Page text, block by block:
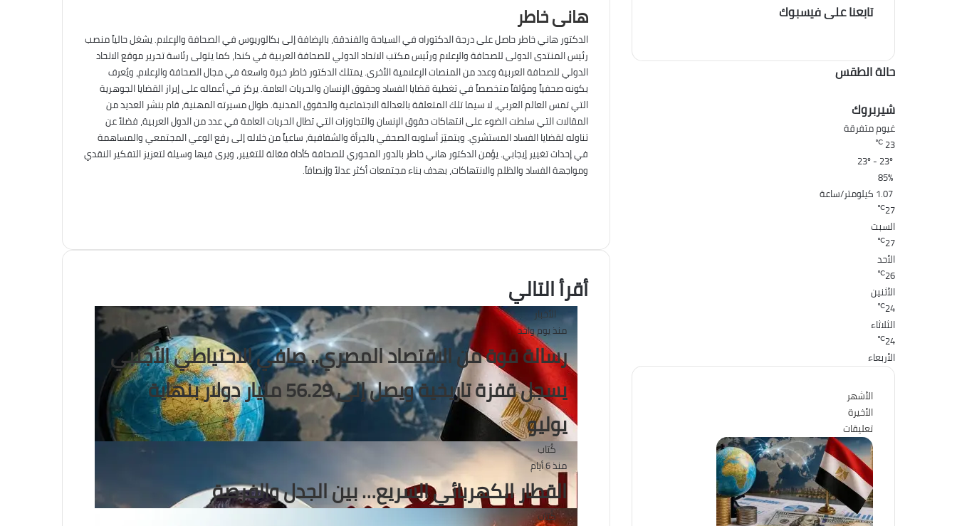
هانى خاطر
الدكتور هاني خاطر حاصل على درجة الدكتوراه في السياحة والفندقة، بالإضافة إلى بكالوريوس في الصحافة والإعلام. يشغل حالياً منصب
رئيس المنتدى الدولى للصحافة والإعلام ورئيس مكتب الاتحاد الدولي للصحافة العربية في كندا، كما يتولى رئاسة تحرير موقع الاتحاد
الدولي للصحافة العربية وعدد من المنصات الإعلامية الأخرى. يمتلك الدكتور خاطر خبرة واسعة في مجال الصحافة والإعلام، ويُعرف
بكونه صحفياً ومؤلفاً متخصصاً في تغطية قضايا الفساد وحقوق الإنسان والحريات العامة. يركز في أعماله على إبراز القضايا الجوهرية
التي تمس العالم العربي، لا سيما تلك المتعلقة بالعدالة الاجتماعية والحقوق المدنية. طوال مسيرته المهنية، قام بنشر العديد من
المقالات التي سلطت الضوء على انتهاكات حقوق الإنسان والتجاوزات التي تطال الحريات العامة في عدد من الدول العربية، فضلاً عن
تناوله لقضايا الفساد المستشري. ويتميّز أسلوبه الصحفي بالجرأة والشفافية، ساعياً من خلاله إلى رفع الوعي المجتمعي والمساهمة
في إحداث تغيير إيجابي. يؤمن الدكتور هاني خاطر بالدور المحوري للصحافة كأداة فعّالة للتغيير، ويرى فيها وسيلة لتعزيز التفكير النقدي
ومواجهة الفساد والظلم والانتهاكات، بهدف بناء مجتمعات أكثر عدلاً وإنصافاً.
أقرأ التالي
الأخبار
منذ يوم واحد
رسالة قوة من الاقتصاد المصري.. صافي الاحتياطي الأجنبي
يسجل قفزة تاريخية ويصل إلى 56.29 مليار دولار بنهاية
يوليو
كُتاب
منذ 6 أيام
القطار الكهربائي السريع… بين الجدل والفرصة
كُتاب
تابعنا على فيسبوك
حالة الطقس
شيربروك
غيوم متفرقة
23
℃
23º - 23º
85%
1.07 كيلومتر/ساعة
27
℃
السبت
27
℃
الأحد
26
℃
الأثنين
24
℃
الثلاثاء
24
℃
الأربعاء
الأشهر
الأخيرة
تعليقات